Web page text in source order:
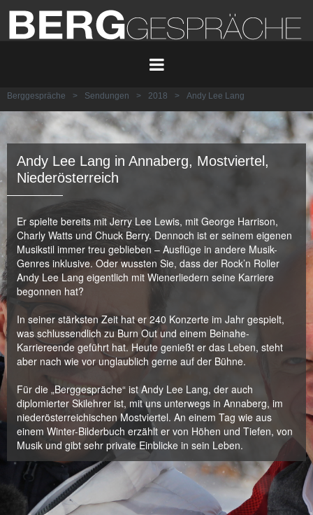
Berggespräche > Sendungen > 2018 > Andy Lee Lang
Andy Lee Lang in Annaberg, Mostviertel,
Niederösterreich
Er spielte bereits mit Jerry Lee Lewis, mit George Harrison,
Charly Watts und Chuck Berry. Dennoch ist er seinem eigenen
Musikstil immer treu geblieben – Ausflüge in andere Musik-
Genres inklusive. Oder wussten Sie, dass der Rock’n Roller
Andy Lee Lang eigentlich mit Wienerliedern seine Karriere
begonnen hat?
In seiner stärksten Zeit hat er 240 Konzerte im Jahr gespielt,
was schlussendlich zu Burn Out und einem Beinahe-
Karriereende geführt hat. Heute genießt er das Leben, steht
aber nach wie vor unglaublich gerne auf der Bühne.
Für die „Berggespräche“ ist Andy Lee Lang, der auch
diplomierter Skilehrer ist, mit uns unterwegs in Annaberg, im
niederösterreichischen Mostviertel. An einem Tag wie aus
einem Winter-Bilderbuch erzählt er von Höhen und Tiefen, von
Musik und gibt sehr private Einblicke in sein Leben.